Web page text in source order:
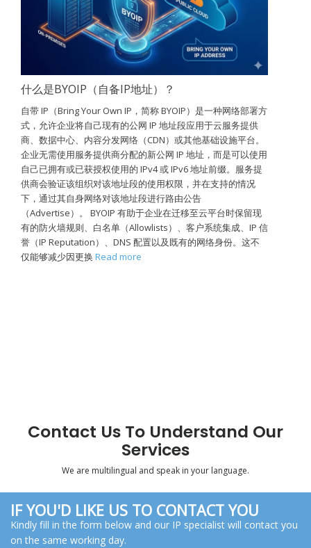
什么是BYOIP（自备IP地址）？
自带 IP（Bring Your Own IP，简称 BYOIP）是一种网络部署方
式，允许企业将自己现有的公网 IP 地址段应用于云服务提供
商、数据中心、内容分发网络（CDN）或其他基础设施平台。
企业无需使用服务提供商分配的新公网 IP 地址，而是可以使用
自己已拥有或已获授权使用的 IPv4 或 IPv6 地址前缀。服务提
供商会验证该组织对该地址段的使用权限，并在支持的情况
下，通过其自身网络对该地址段进行路由公告
（Advertise）。 BYOIP 有助于企业在迁移至云平台时保留现
有的防火墙规则、白名单（Allowlists）、客户系统集成、IP 信
誉（IP Reputation）、DNS 配置以及既有的网络身份。这不
仅能够减少因更换 Read more
Contact Us To Understand Our
Services
We are multilingual and speak in your language.
IF YOU'D LIKE US TO CONTACT YOU
Kindly fill in the form below and our IP specialist will contact you
on the same working day.